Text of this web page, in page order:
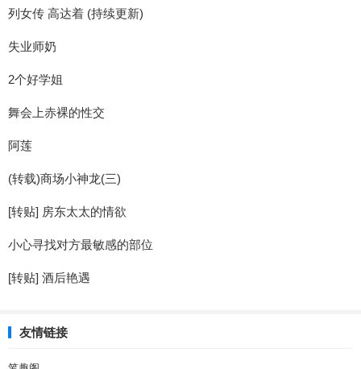
列女传 高达着 (持续更新)
失业师奶
2个好学姐
舞会上赤裸的性交
阿莲
(转载)商场小神龙(三)
[转贴] 房东太太的情欲
小心寻找对方最敏感的部位
[转贴] 酒后艳遇
友情链接